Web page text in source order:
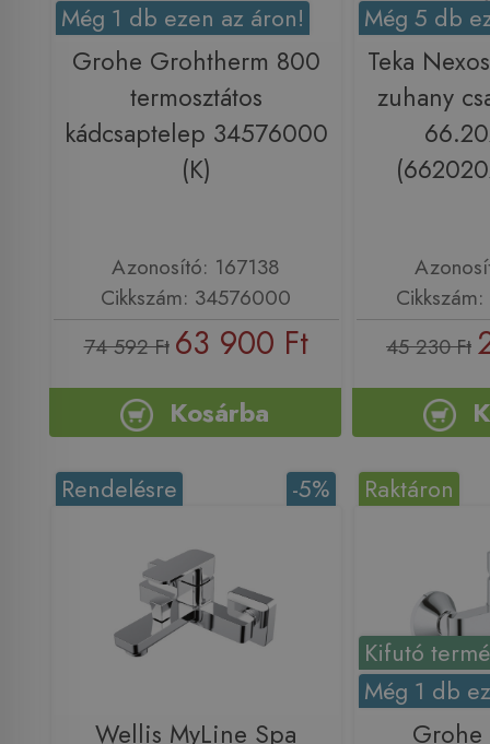
Még 1 db ezen az áron!
Grohe Grohtherm 800
termosztátos
kádcsaptelep 34576000
(K)
Azonosító: 167138
Cikkszám: 34576000
74 592 Ft 63 900 Ft
Kosárba
Még 5 db
Teka
zuhany
45 230 Ft
-5%
Rendelésre
Wellis MyLine Spa
Kifutó
Még 1 db
Raktáron
Grohe